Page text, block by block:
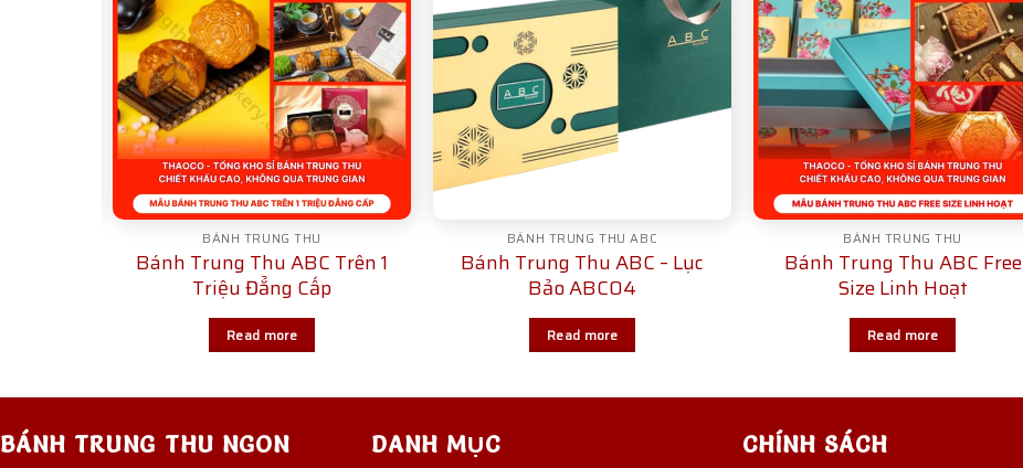
BÁNH TRUNG THU
Bánh Trung Thu ABC Trên 1
Triệu Đẳng Cấp
Read more
BÁNH TRUNG THU ABC
Bánh Trung Thu ABC – Lục
Bảo ABC04
Read more
BÁNH TRUNG THU
Bánh Trung Thu ABC Free
Size Linh Hoạt
Read more
BÁNH TRUNG THU NGON DANH MỤC CHÍNH SÁCH